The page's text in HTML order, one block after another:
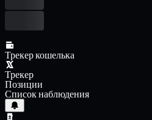
Трекер кошелька
Трекер
Позиции
Список наблюдения